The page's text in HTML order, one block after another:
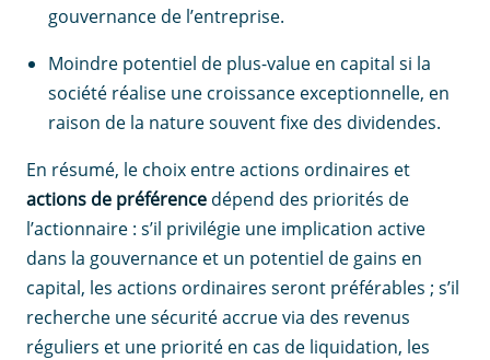
gouvernance de l’entreprise.
Moindre potentiel de plus-value en capital si la
société réalise une croissance exceptionnelle, en
raison de la nature souvent fixe des dividendes.
En résumé, le choix entre actions ordinaires et
actions de préférence dépend des priorités de
l’actionnaire : s’il privilégie une implication active
dans la gouvernance et un potentiel de gains en
capital, les actions ordinaires seront préférables ; s’il
recherche une sécurité accrue via des revenus
réguliers et une priorité en cas de liquidation, les